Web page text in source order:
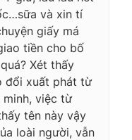
và xin tí
giấy má
tiền cho bố
Xét thấy
đổi xuất phát từ
minh, việc từ
tên này vậy
loài người, vẫn